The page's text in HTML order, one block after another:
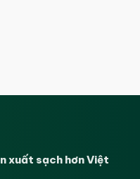
xuất sạch hơn Việt